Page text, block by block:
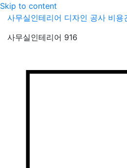
Skip to content
사무실인테리어 디자인 공사 비용
사무실인테리어 916